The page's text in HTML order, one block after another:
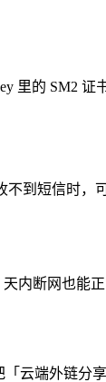
里的 SM2 证
到短信时，
内断网也能正
云端外链分